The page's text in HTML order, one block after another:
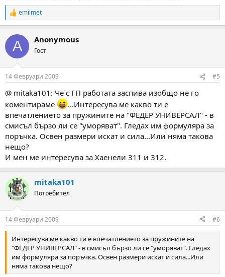
R
e
c
i
s
emilmet
A Anonymous
Гост
14 Февруари 2009 #5
@ mitaka101: Че с ГП работата заспива изобщо не го
коментираме
...Интересува ме какво ти е
впечатлението за пружините на "ФЕДЕР УНИВЕРСАЛ" - в
смисъл бързо ли се "уморяват". Гледах им формуляра за
поръчка. Освен размери искат и сила...Или няма такова
нещо?
И мен ме интересува за Хаенели 311 и 312.
mitaka101
Потребител
14 Февруари 2009 #6
Интересува ме какво ти е впечатлението за пружините на
"ФЕДЕР УНИВЕРСАЛ" - в смисъл бързо ли се "уморяват". Гледах
им формуляра за поръчка. Освен размери искат и сила...Или
няма такова нещо?